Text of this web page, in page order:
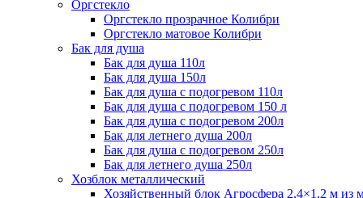
Оргстекло
Оргстекло прозрачное Колибри
Оргстекло матовое Колибри
Бак для душа
Бак для душа 110л
Бак для душа 150л
Бак для душа с подогревом 110л
Бак для душа с подогревом 150 л
Бак для душа с подогревом 200л
Бак для летнего душа 200л
Бак для душа с подогревом 250л
Бак для летнего душа 250л
Хозблок металлический
Хозяйственный блок Агросфера 2,4×1,2 м из